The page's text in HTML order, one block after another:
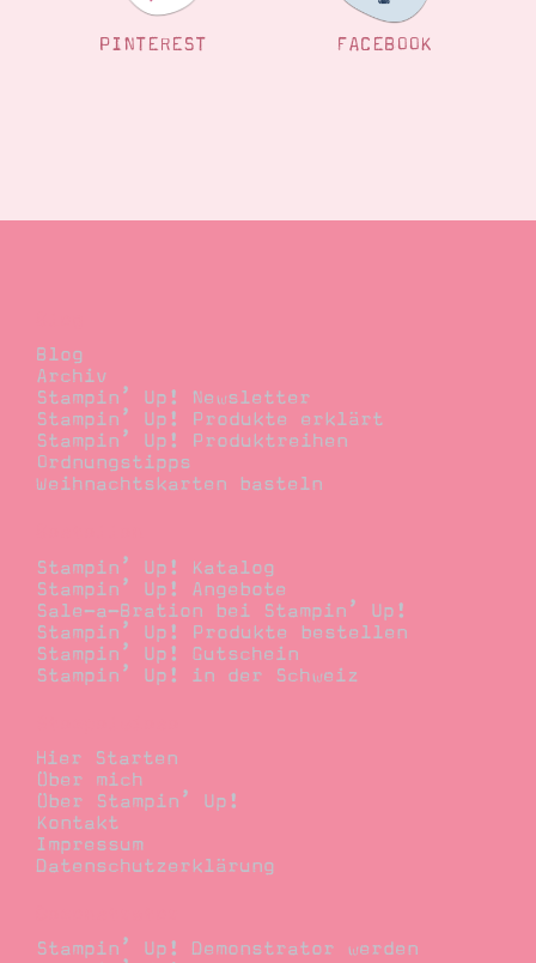
PINTEREST FACEBOOK
Blog
Archiv
Stampin’ Up! Newsletter
Stampin’ Up! Produkte erklärt
Stampin’ Up! Produktreihen
Ordnungstipps
Weihnachtskarten basteln
Stampin’ Up! Katalog
Stampin’ Up! Angebote
Sale-a-Bration bei Stampin’ Up!
Stampin’ Up! Produkte bestellen
Stampin’ Up! Gutschein
Stampin’ Up! in der Schweiz
Hier Starten
Über mich
Über Stampin’ Up!
Kontakt
Impressum
Datenschutzerklärung
Stampin’ Up! Demonstrator werden